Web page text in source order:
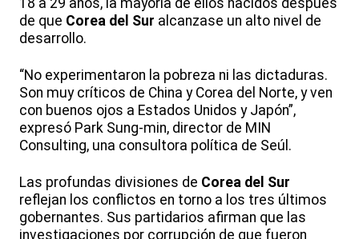
18 a 29 años, la mayoría de ellos nacidos después
de que Corea del Sur alcanzase un alto nivel de
desarrollo.
“No experimentaron la pobreza ni las dictaduras.
Son muy críticos de China y Corea del Norte, y ven
con buenos ojos a Estados Unidos y Japón”,
expresó Park Sung-min, director de MIN
Consulting, una consultora política de Seúl.
Las profundas divisiones de Corea del Sur
reflejan los conflictos en torno a los tres últimos
gobernantes. Sus partidarios afirman que las
investigaciones por corrupción de que fueron